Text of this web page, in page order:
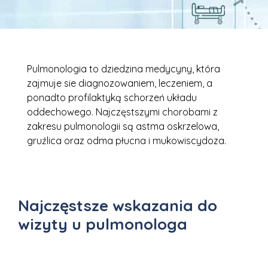
Pulmonologia to dziedzina medycyny, która
zajmuje sie diagnozowaniem, leczeniem, a
ponadto profilaktyką schorzeń układu
oddechowego. Najczęstszymi chorobami z
zakresu pulmonologii są astma oskrzelowa,
gruźlica oraz odma płucna i mukowiscydoza.
Najczęstsze wskazania do
wizyty u pulmonologa